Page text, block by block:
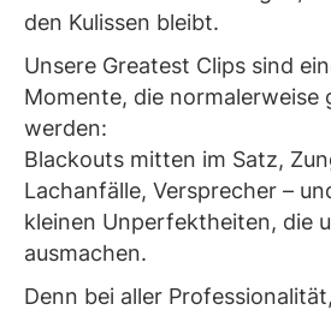
den Kulissen bleibt.
Unsere Greatest Clips sind
Momente, die normalerweise
werden:
Blackouts mitten im Satz,
Lachanfälle, Versprecher –
kleinen Unperfektheiten, die
ausmachen.
Denn bei aller